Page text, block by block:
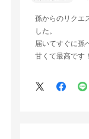
孫からのリクエ
した。
届いてすぐに孫
甘くて最高です！